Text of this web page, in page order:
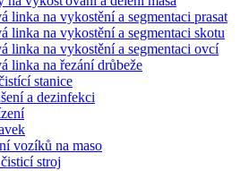
linka na vykostění a segmentaci prasat
linka na vykostění a segmentaci skotu
linka na vykostění a segmentaci ovcí
linka na řezání drůbeže
stanice
a dezinfekci
vozíků na maso
stroj